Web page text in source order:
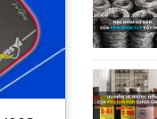
trên
sản